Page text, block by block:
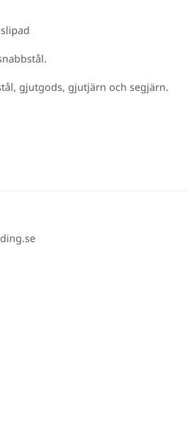
gjutgods, gjutjärn och segjärn.